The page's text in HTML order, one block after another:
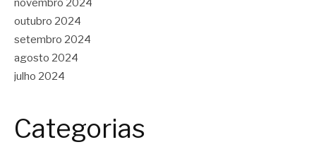
novembro 2024
outubro 2024
setembro 2024
agosto 2024
julho 2024
Categorias